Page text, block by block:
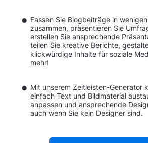
Fassen Sie Blogbeiträge in
zusammen, präsentieren Sie
erstellen Sie ansprechende
teilen Sie kreative Berichte,
klickwürdige Inhalte für soziale
mehr!
Mit unserem Zeitleisten-Generator
einfach Text und Bildmaterial
anpassen und ansprechende
auch wenn Sie kein Designer sind.